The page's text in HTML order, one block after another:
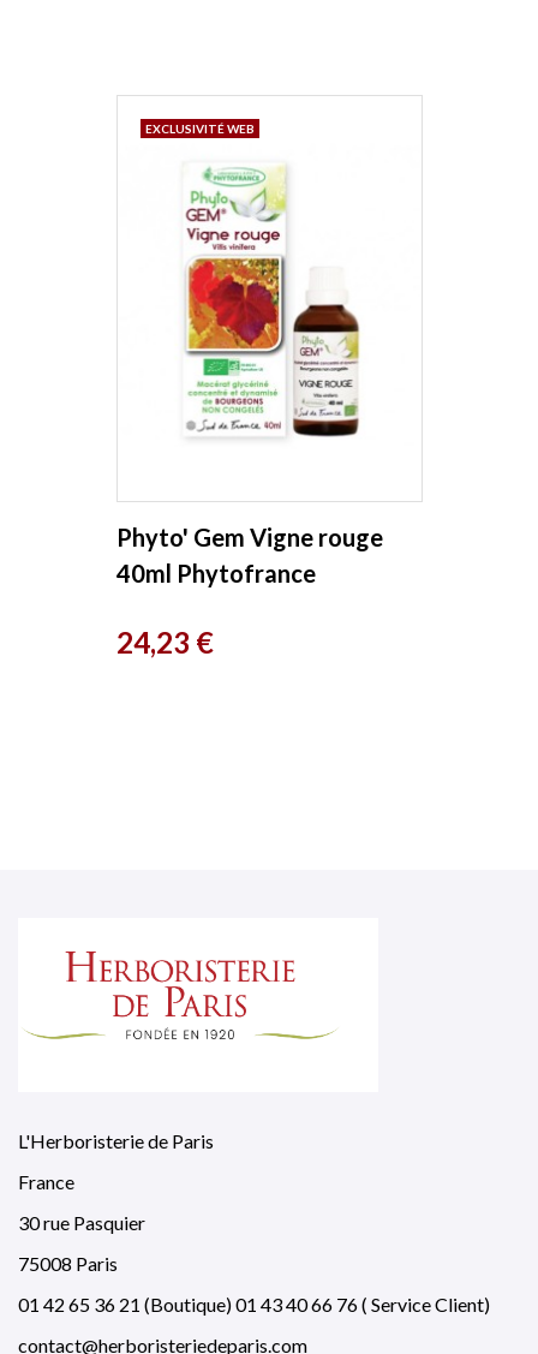
Phyto' Gem Vigne rouge
40ml Phytofrance
Prix
24,23 €
EXCLUSIVITÉ WEB
L'Herboristerie de Paris
France
30 rue Pasquier
75008 Paris
01 42 65 36 21 (Boutique) 01 43 40 66 76 ( Service Client)
contact@herboristeriedeparis.com